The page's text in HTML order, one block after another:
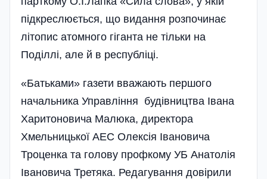
підкреслюється, що видання розпочинає
літопис атомного гіганта не тільки на
Поділлі, але й в республіці.
«Батьками» газети вважають першого
начальника Управління будівництва Івана
Харитоновича Малюка, директора
Хмельницької АЕС Олексія Івановича
Троценка та голову профкому УБ Анатолія
Івановича Третяка. Редагування довірили